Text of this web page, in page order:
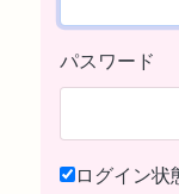
パスワード
ログイン状